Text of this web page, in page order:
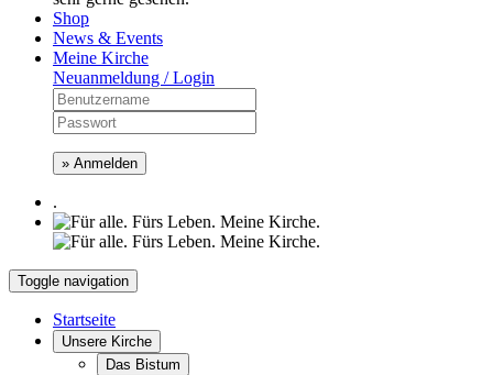
Shop
News & Events
Meine Kirche
Neuanmeldung / Login
» Anmelden
.
Toggle navigation
Startseite
Unsere Kirche
Das Bistum